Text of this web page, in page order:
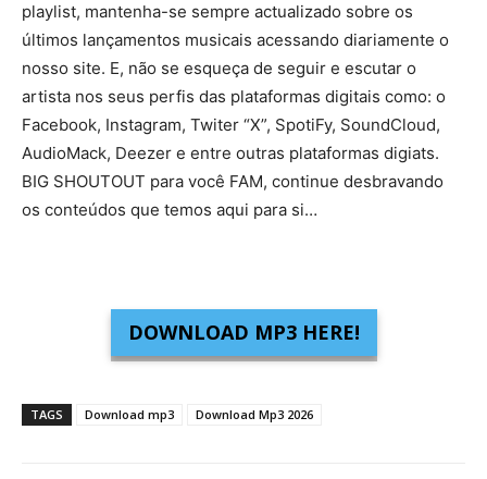
playlist, mantenha-se sempre actualizado sobre os
últimos lançamentos musicais acessando diariamente o
nosso site. E, não se esqueça de seguir e escutar o
artista nos seus perfis das plataformas digitais como: o
Facebook, Instagram, Twiter “X”, SpotiFy, SoundCloud,
AudioMack, Deezer e entre outras plataformas digiats.
BIG SHOUTOUT para você FAM, continue desbravando
os conteúdos que temos aqui para si…
DOWNLOAD MP3 HERE!
TAGS Download mp3 Download Mp3 2026